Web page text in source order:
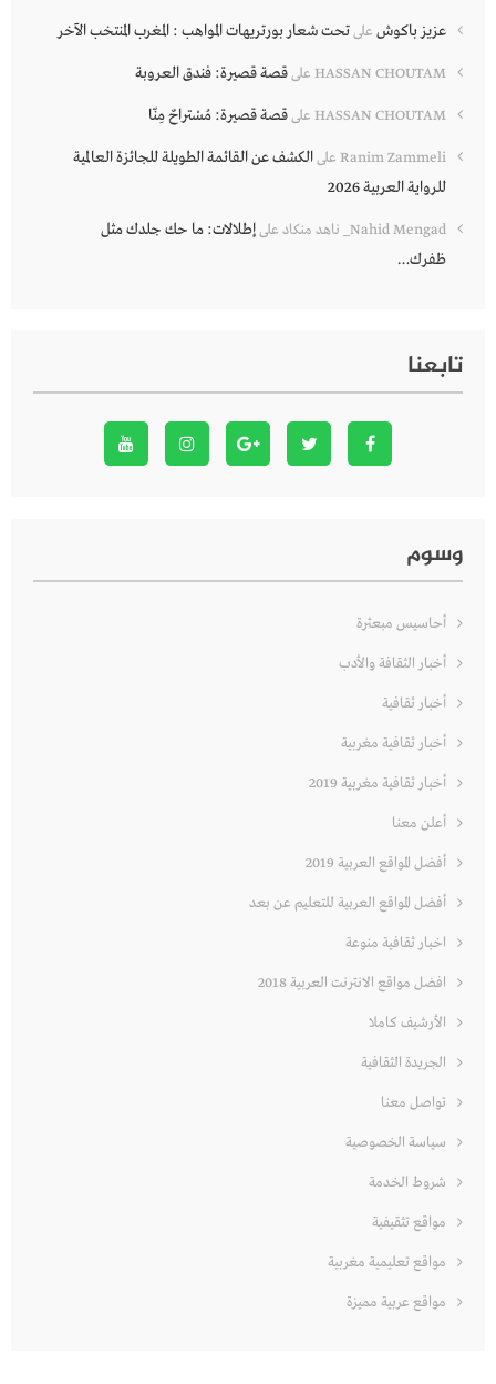
عزيز باكوش علىتحت شعار بورتريهات المواهب : المغرب المنتخب الآخر
HASSAN CHOUTAM علىقصة قصيرة: فندق العروبة
HASSAN CHOUTAM علىقصة قصيرة: مُسْتراحٌ مِنّا
Ranim Zammeli علىالكشف عن القائمة الطويلة للجائزة العالمية
للرواية العربية 2026
Nahid Mengad_ ناهد منكاد علىإطلالات: ما حك جلدك مثل
ظفرك…
تابعنا
وسوم
أحاسيس مبعثرة
أخبار الثقافة والأدب
أخبار ثقافية
أخبار ثقافية مغربية
أخبار ثقافية مغربية 2019
أعلن معنا
أفضل المواقع العربية 2019
أفضل المواقع العربية للتعليم عن بعد
اخبار ثقافية منوعة
افضل مواقع الانترنت العربية 2018
الأرشيف كاملا
الجريدة الثقافية
تواصل معنا
سياسة الخصوصية
شروط الخدمة
مواقع تثقيفية
مواقع تعليمية مغربية
مواقع عربية مميزة